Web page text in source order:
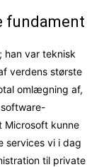
fundament
han var teknisk
verdens største
omlægning af,
Microsoft kunne
services vi i dag
til private